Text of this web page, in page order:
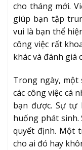
cho tháng mới.
giúp bạn tập
vui là bạn thể
công việc rất
khác và đánh giá
Trong ngày, một
các công việc cá
bạn được. Sự tự
huống phát sinh.
quyết định. Một
cho ai đó hay